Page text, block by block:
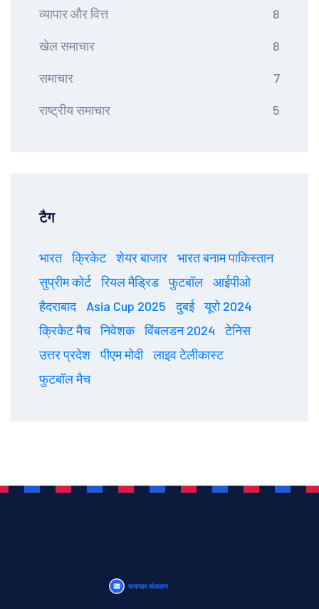
व्यापार और वित्त 8
खेल समाचार 8
समाचार 7
राष्ट्रीय समाचार 5
टैग
भारत क्रिकेट शेयर बाजार
भारत बनाम पाकिस्तान
सुप्रीम कोर्ट
रियल मैड्रिड फुटबॉल
आईपीओ
हैदराबाद
Asia Cup 2025 दुबई
यूरो 2024
क्रिकेट मैच
निवेशक विंबलडन 2024
टेनिस
उत्तर प्रदेश
पीएम मोदी
लाइव टेलीकास्ट
फुटबॉल मैच